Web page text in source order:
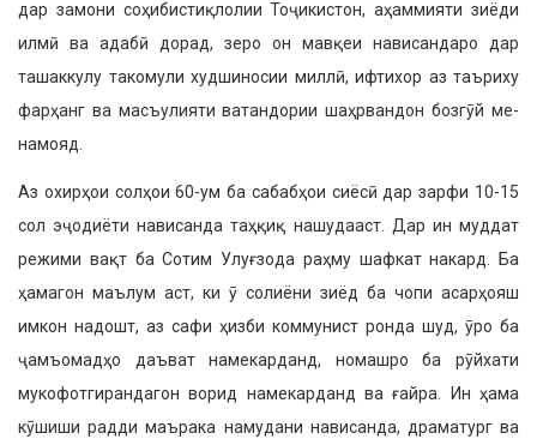
дар замони соҳибистиқлолии Тоҷикистон, аҳамми­яти зиёди
илмӣ ва адабӣ дорад, зеро он мавқеи нависандаро дар
ташаккулу такомули худшиносии миллӣ, ифтихор аз таъриху
фарҳанг ва масъулияти ватандории шаҳрвандон бозгӯй ме­
намояд.
Аз охирҳои солҳои 60-ум ба саба­бҳои сиёсӣ дар зарфи 10-15
сол эҷо­диёти нависанда таҳқиқ нашудааст. Дар ин муддат
режими вақт ба Сотим Улуғзода раҳму шафкат накард. Ба
ҳамагон маълум аст, ки ӯ солиёни зиёд ба чопи асарҳояш
имкон надошт, аз сафи ҳизби коммунист ронда шуд, ӯро ба
ҷамъомадҳо даъват намекарданд, номашро ба рӯйхати
мукофотгиранда­гон ворид намекарданд ва ғайра. Ин ҳама
кӯшиши радди маърака наму­дани нависанда, драматург ва